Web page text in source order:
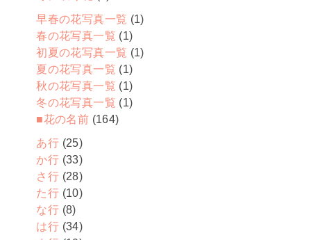
早春の花写真一覧 (1)
春の花写真一覧 (1)
初夏の花写真一覧 (1)
夏の花写真一覧 (1)
秋の花写真一覧 (1)
冬の花写真一覧 (1)
■花の名前 (164)
あ行 (25)
か行 (33)
さ行 (28)
た行 (10)
な行 (8)
は行 (34)